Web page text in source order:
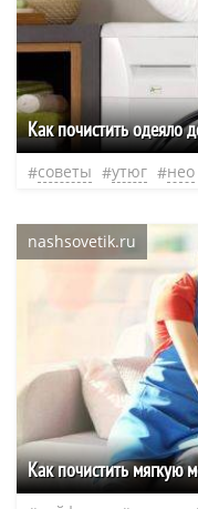
Как почистить одеяло
советы утюг нео
nashsovetik.ru
Как почистить мягкую